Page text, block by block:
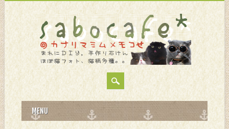
MAIN MENU
to
content
MENU